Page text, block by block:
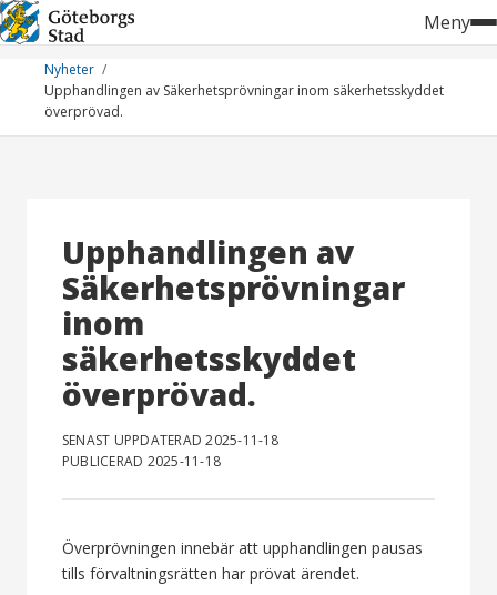
Hoppa
till
innehåll
Meny
Nyheter
Upphandlingen av Säkerhetsprövningar inom säkerhetsskyddet
överprövad.
Upphandlingen av
Säkerhetsprövningar
inom
säkerhetsskyddet
överprövad.
SENAST UPPDATERAD 2025-11-18
PUBLICERAD 2025-11-18
Överprövningen innebär att upphandlingen pausas
tills förvaltningsrätten har prövat ärendet.